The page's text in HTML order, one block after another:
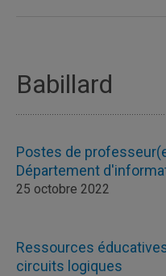
Babillard
Postes de
Département
25 octobre 2022
Ressources
circuits logiques